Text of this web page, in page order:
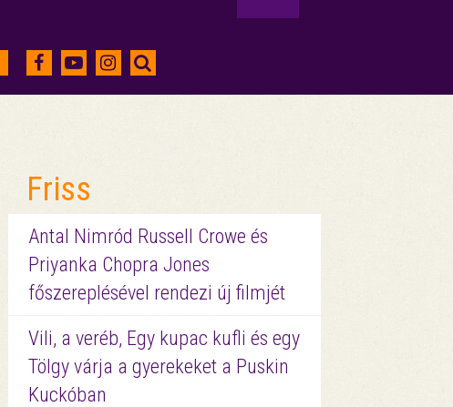
Friss
Antal Nimród Russell Crowe és
Priyanka Chopra Jones
főszereplésével rendezi új filmjét
Vili, a veréb, Egy kupac kufli és egy
Tölgy várja a gyerekeket a Puskin
Kuckóban